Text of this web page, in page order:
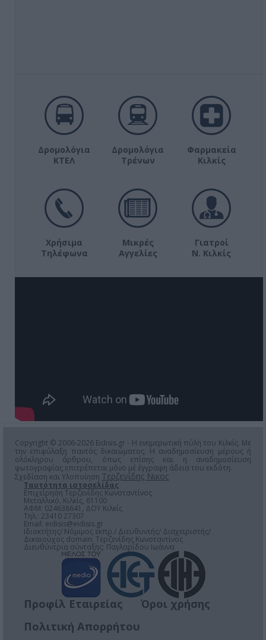
Δρομολόγια
ΚΤΕΛ
Δρομολόγια
Τρένων
Φαρμακεία
Κιλκίς
Χρήσιμα
Τηλέφωνα
Μικρές
Αγγελίες
Γιατροί
Ν. Κιλκίς
Copyright © 2006-2026 Eidisis.gr - Η ενημερωτική πύλη του Κιλκίς. Με
την επιφύλαξη παντός δικαιώματος. Η αναδημοσίευση μέρους ή
ολόκληρου άρθρου, όπως επίσης και η αναδημοσίευση
φωτογραφίας επιτρέπεται μόνο μέ έγγραφη άδεια του εκδότη.
Σχεδίαση και Υλοποίηση Τερζενίδης Νικος
Ταυτότητα ιστοσελίδας
Επιχείρηση Τερζενίδης Κωνσταντίνος
Μεταλλικό, Κιλκίς, 61100
ΑΦΜ: 024638641, ΔΟΥ Κιλκίς
Τηλ.: 23410 27307
Email: eidisis@eidisis.gr
Ιδιοκτήτης/ Νόμιμος εκπρ./ Διευθυντής/ Διαχειριστής/
Δικαιούχος domain: Τερζενίδης Κωνσταντίνος
Διευθύντρια σύνταξης: Παγλαρίδου Ιωάννα
Προφίλ Εταιρείας
Όροι χρήσης
Πολιτική Απορρήτου